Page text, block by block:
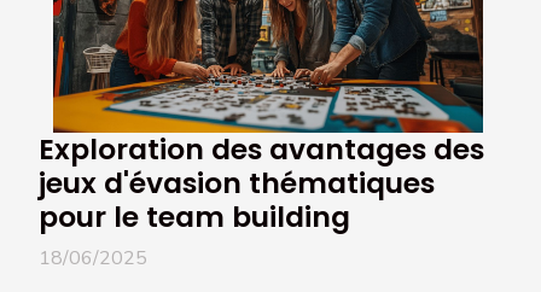
Exploration des avantages des
jeux d'évasion thématiques
pour le team building
18/06/2025